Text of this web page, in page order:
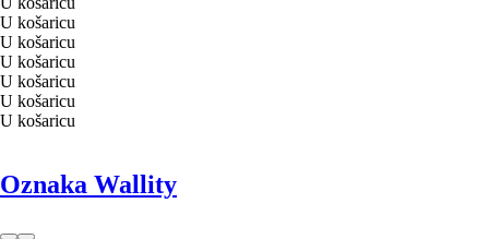
U košaricu
U košaricu
U košaricu
U košaricu
U košaricu
U košaricu
Oznaka Wallity